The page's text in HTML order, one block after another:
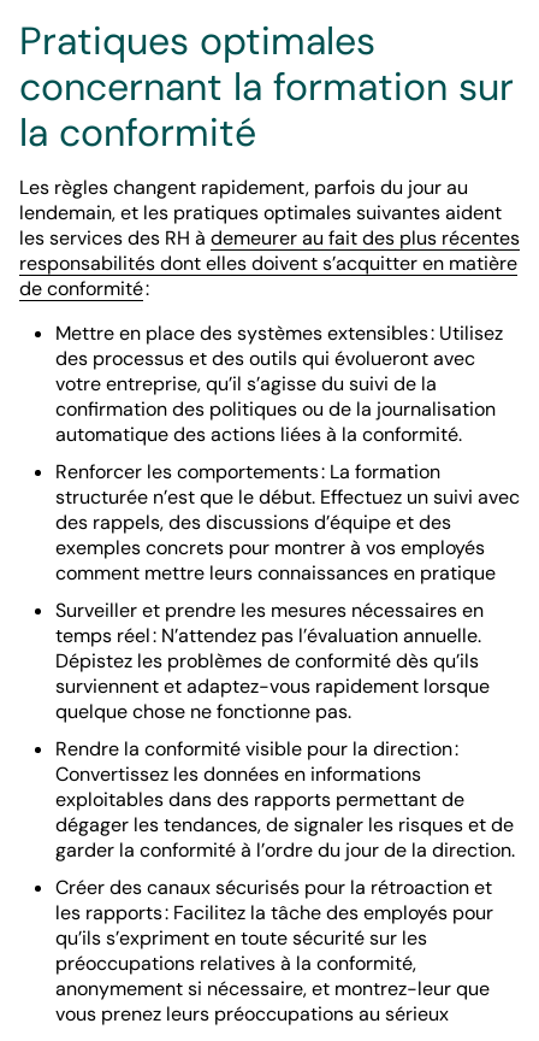
Pratiques optimales
concernant la formation sur
la conformité
Les règles changent rapidement, parfois du jour au
lendemain, et les pratiques optimales suivantes aident
les services des RH à demeurer au fait des plus récentes
responsabilités dont elles doivent s’acquitter en matière
de conformité:
Mettre en place des systèmes extensibles : Utilisez
des processus et des outils qui évolueront avec
votre entreprise, qu’il s’agisse du suivi de la
confirmation des politiques ou de la journalisation
automatique des actions liées à la conformité.
Renforcer les comportements : La formation
structurée n’est que le début. Effectuez un suivi avec
des rappels, des discussions d’équipe et des
exemples concrets pour montrer à vos employés
comment mettre leurs connaissances en pratique
Surveiller et prendre les mesures nécessaires en
temps réel : N’attendez pas l’évaluation annuelle.
Dépistez les problèmes de conformité dès qu’ils
surviennent et adaptez-vous rapidement lorsque
quelque chose ne fonctionne pas.
Rendre la conformité visible pour la direction :
Convertissez les données en informations
exploitables dans des rapports permettant de
dégager les tendances, de signaler les risques et de
garder la conformité à l’ordre du jour de la direction.
Créer des canaux sécurisés pour la rétroaction et
les rapports : Facilitez la tâche des employés pour
qu’ils s’expriment en toute sécurité sur les
préoccupations relatives à la conformité,
anonymement si nécessaire, et montrez-leur que
vous prenez leurs préoccupations au sérieux